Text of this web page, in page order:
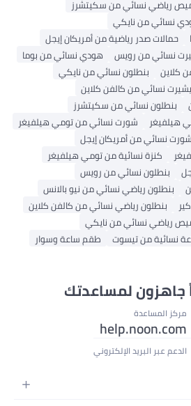
نسائي من سكيتشرز
من نايكي
صدر رياضية من أمريكان إيجل
من رويس
هودي نسائي من بوما
بنطلون نسائي من نايكي
نسائي من كالفن كلاين
نسائي من سكيتشرز
شورت نسائي من تومي هيلفيغر
نسائي من أمريكان إيجل
كنزة نسائية من تومي هيلفيغر
بنطلون نسائي من رويس
بنطلون رياضي نسائي من نيو بالانس
بنطلون رياضي نسائي من كالفن كلاين
نسائي من نايكي
من تيسوت
طقم ساعة وسوار
لمساعدتك
المساعدة
عبر البريد الإلكتروني